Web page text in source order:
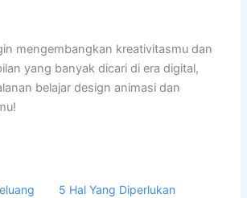
mengembangkan kreativitasmu dan
yang banyak dicari di era digital,
belajar design animasi dan
5 Hal Yang Diperlukan